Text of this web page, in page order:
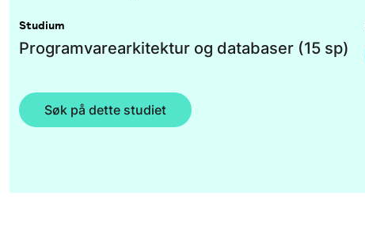
Studium
Programvarearkitektur og databaser (15 sp)
Søk på dette studiet